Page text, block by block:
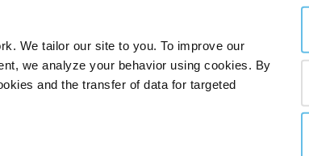
We tailor our site to you. To improve our
we analyze your behavior using cookies. By
and the transfer of data for targeted
Prinsipper for